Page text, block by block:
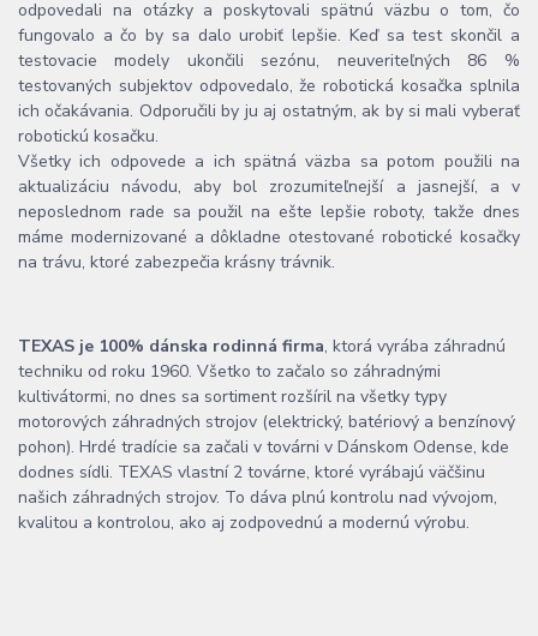
odpovedali na otázky a poskytovali spätnú väzbu o tom, čo
fungovalo a čo by sa dalo urobiť lepšie. Keď sa test skončil a
testovacie modely ukončili sezónu, neuveriteľných 86 %
testovaných subjektov odpovedalo, že robotická kosačka splnila
ich očakávania. Odporučili by ju aj ostatným, ak by si mali vyberať
robotickú kosačku.
Všetky ich odpovede a ich spätná väzba sa potom použili na
aktualizáciu návodu, aby bol zrozumiteľnejší a jasnejší, a v
neposlednom rade sa použil na ešte lepšie roboty, takže dnes
máme modernizované a dôkladne otestované robotické kosačky
na trávu, ktoré zabezpečia krásny trávnik.
TEXAS je 100% dánska rodinná firma, ktorá vyrába záhradnú
techniku od roku 1960. Všetko to začalo so záhradnými
kultivátormi, no dnes sa sortiment rozšíril na všetky typy
motorových záhradných strojov (elektrický, batériový a benzínový
pohon). Hrdé tradície sa začali v továrni v Dánskom Odense, kde
dodnes sídli. TEXAS vlastní 2 továrne, ktoré vyrábajú väčšinu
našich záhradných strojov. To dáva plnú kontrolu nad vývojom,
kvalitou a kontrolou, ako aj zodpovednú a modernú výrobu.